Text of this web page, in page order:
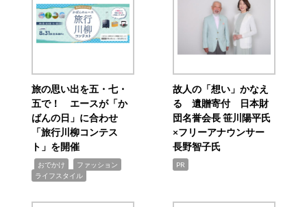
旅の思い出を五・七・
五で！ エースが「か
ばんの日」に合わせ
「旅行川柳コンテス
ト」を開催
おでかけ ファッション
ライフスタイル
故人の「想い」かなえ
る 遺贈寄付 日本財
団名誉会長 笹川陽平氏
×フリーアナウンサー
長野智子氏
PR